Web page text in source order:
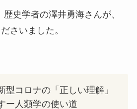
史学者の澤井勇海さんが、
さいました。
コロナの「正しい理解」
ー人類学の使い道